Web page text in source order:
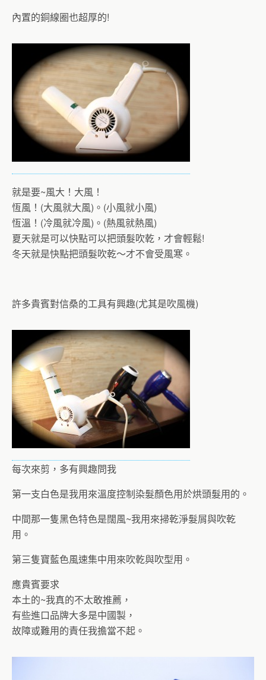
內置的銅線圈也超厚的!
就是要~風大！大風！
恆風！(大風就大風)。(小風就小風)
恆溫！(冷風就冷風)。(熱風就熱風)
夏天就是可以快點可以把頭髮吹乾，才會輕鬆!
冬天就是快點把頭髮吹乾～才不會受風寒。
許多貴賓對信桑的工具有興趣(尤其是吹風機)
每次來剪，多有興趣問我
第一支白色是我用來溫度控制染髮顏色用於烘頭髮用的。
中間那一隻黑色特色是闊風~我用來掃乾淨髮屑與吹乾
用。
第三隻寶藍色風速集中用來吹乾與吹型用。
應貴賓要求
本土的~我真的不太敢推薦，
有些進口品牌大多是中國製，
故障或難用的責任我擔當不起。